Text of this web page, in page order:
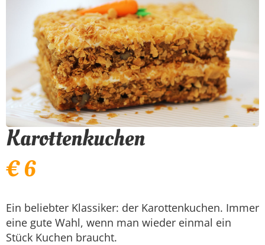
Karottenkuchen
€ 6
Ein beliebter Klassiker: der Karottenkuchen. Immer
eine gute Wahl, wenn man wieder einmal ein
Stück Kuchen braucht.